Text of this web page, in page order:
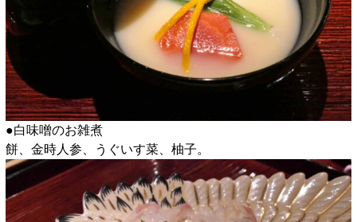
●白味噌のお雑煮
餅、金時人参、うぐいす菜、柚子。